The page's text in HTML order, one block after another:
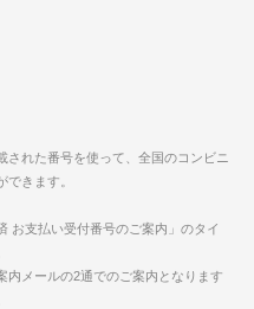
れた番号を使って、全国のコンビニ
きます。
お支払い受付番号のご案内」のタイ
内メールの2通でのご案内となります